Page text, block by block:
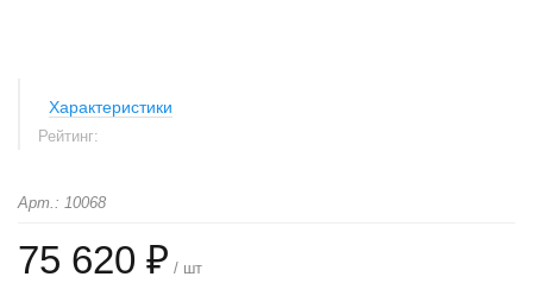
Характеристики
Рейтинг:
Арт.: 10068
75 620 ₽ / шт